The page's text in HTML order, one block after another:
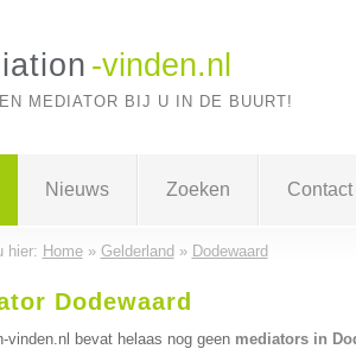
-vinden.nl
MEDIATOR BIJ U IN DE BUURT!
Nieuws Zoeken Contact
hier: Home» Gelderland » Dodewaard
Dodewaard
vinden.nl bevat helaas nog geen mediators in